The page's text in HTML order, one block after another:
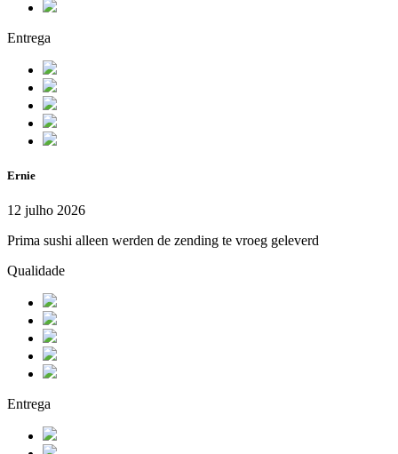
Entrega
Ernie
12 julho 2026
Prima sushi alleen werden de zending te vroeg geleverd
Qualidade
Entrega